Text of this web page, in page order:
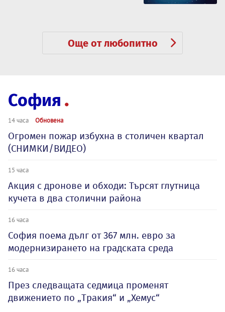
Още от любопитно
София
14 часа Обновена
Огромен пожар избухна в столичен квартал
(СНИМКИ/ВИДЕО)
15 часа
Акция с дронове и обходи: Търсят глутница
кучета в два столични района
16 часа
София поема дълг от 367 млн. евро за
модернизирането на градската среда
16 часа
През следващата седмица променят
движението по „Тракия“ и „Хемус“